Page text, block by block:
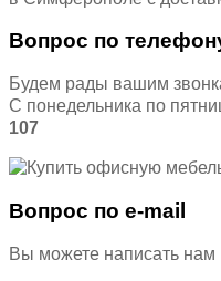
Вопрос по
Будем рады вашим
С понедельника по
107
Вопрос по e-mail
Вы можете написать нам